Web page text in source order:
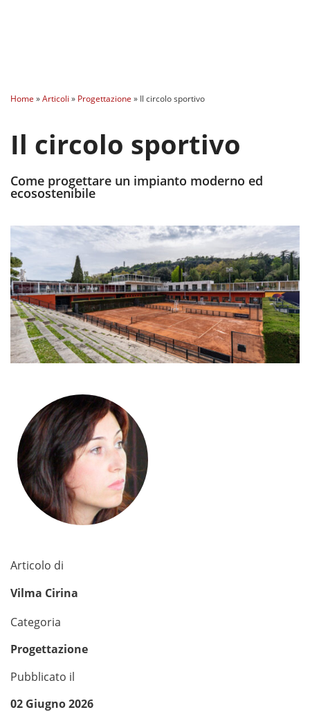
Home »Articoli » Progettazione » Il circolo sportivo
Il circolo sportivo
Come progettare un impianto moderno ed
ecosostenibile
Articolo di
Vilma Cirina
Categoria
Progettazione
Pubblicato il
02 Giugno 2026